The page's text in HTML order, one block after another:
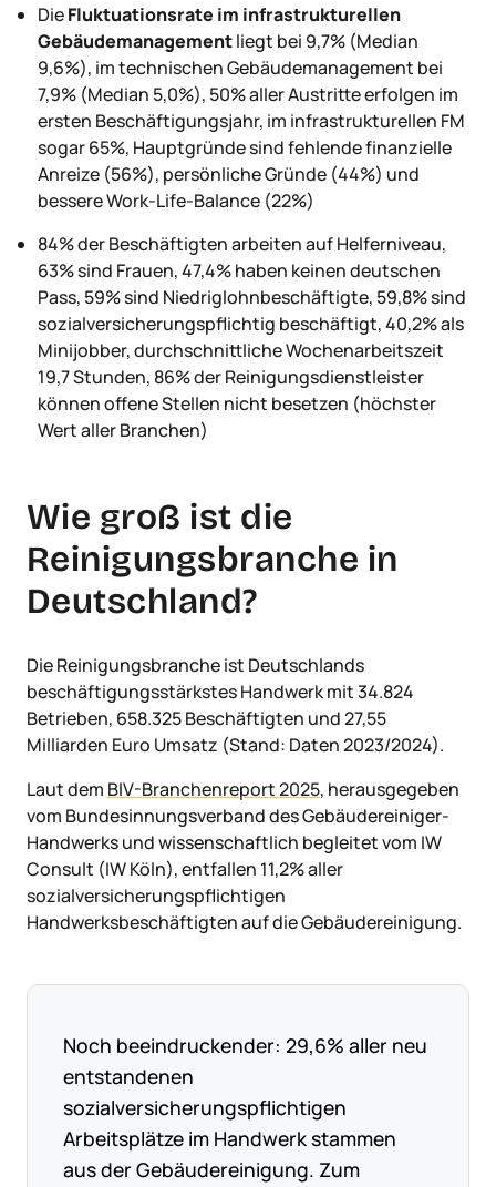
DieFluktuationsrate im infrastrukturellen
Gebäudemanagementliegt bei 9,7% (Median
9,6%), im technischen Gebäudemanagement bei
7,9% (Median 5,0%), 50% aller Austritte erfolgen im
ersten Beschäftigungsjahr, im infrastrukturellen FM
sogar 65%, Hauptgründe sind fehlende finanzielle
Anreize (56%), persönliche Gründe (44%) und
bessere Work-Life-Balance (22%)
84% der Beschäftigten arbeiten auf Helferniveau,
63% sind Frauen, 47,4% haben keinen deutschen
Pass, 59% sind Niedriglohnbeschäftigte, 59,8% sind
sozialversicherungspflichtig beschäftigt, 40,2% als
Minijobber, durchschnittliche Wochenarbeitszeit
19,7 Stunden, 86% der Reinigungsdienstleister
können offene Stellen nicht besetzen (höchster
Wert aller Branchen)
Wie groß ist die
Reinigungsbranche in
Deutschland?
Die Reinigungsbranche ist Deutschlands
beschäftigungsstärkstes Handwerk mit 34.824
Betrieben, 658.325 Beschäftigten und 27,55
Milliarden Euro Umsatz (Stand: Daten 2023/2024).
Laut dem BIV-Branchenreport 2025, herausgegeben
vom Bundesinnungsverband des Gebäudereiniger-
Handwerks und wissenschaftlich begleitet vom IW
Consult (IW Köln), entfallen 11,2% aller
sozialversicherungspflichtigen
Handwerksbeschäftigten auf die Gebäudereinigung.
Noch beeindruckender: 29,6% aller neu
entstandenen
sozialversicherungspflichtigen
Arbeitsplätze im Handwerk stammen
aus der Gebäudereinigung. Zum